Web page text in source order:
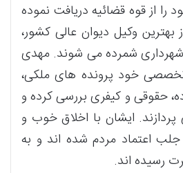
را از قوه قضائیه دریافت نموده
وکیل دیوان عالی کشور،
شهرداری شمرده می شوند. مهدی
خود پرونده های ملکی،
حقوقی و کیفری بررسی کرده و
ایشان با اخلاق خوب و
اعتماد مردم شده اند و به
رسیده اند.